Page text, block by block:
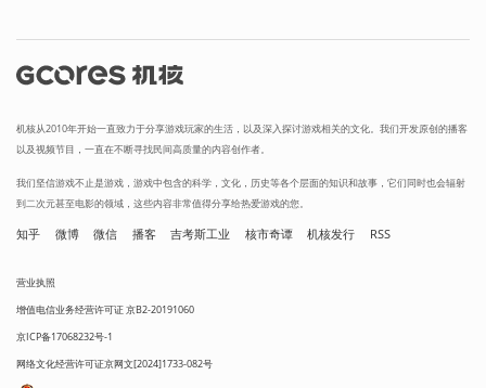
机核从2010年开始一直致力于分享游戏玩家的生活，以及深入探讨游戏相关的文化。我们开发原创的播客
以及视频节目，一直在不断寻找民间高质量的内容创作者。
我们坚信游戏不止是游戏，游戏中包含的科学，文化，历史等各个层面的知识和故事，它们同时也会辐射
到二次元甚至电影的领域，这些内容非常值得分享给热爱游戏的您。
知乎 微博 微信 播客 吉考斯工业 核市奇谭 机核发行 RSS
营业执照
增值电信业务经营许可证 京B2-20191060
京ICP备17068232号-1
网络文化经营许可证京网文[2024]1733-082号